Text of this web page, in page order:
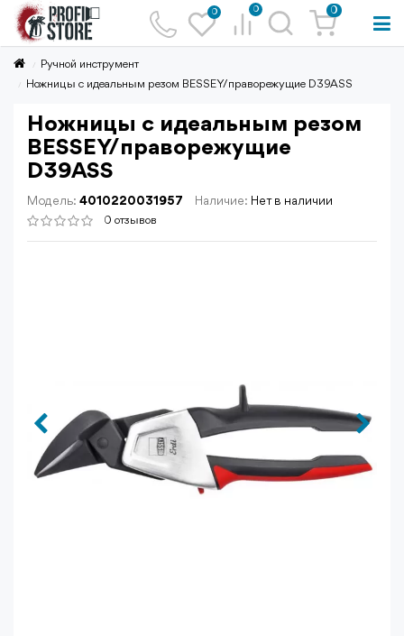
0 0 0
Ручной инструмент
Ножницы с идеальным резом BESSEY/праворежущие D39ASS
Ножницы с идеальным резом
BESSEY/праворежущие
D39ASS
Модель: 4010220031957 Наличие: Нет в наличии
0 отзывов